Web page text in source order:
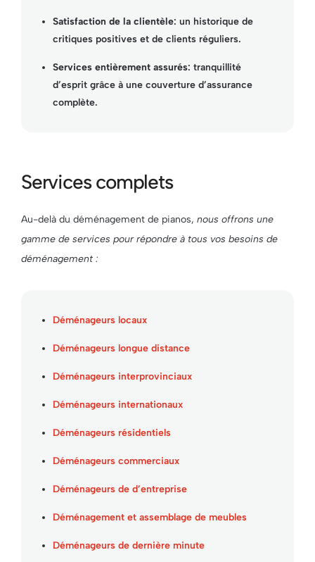
Satisfaction de la clientèle: un historique de
critiques positives et de clients réguliers.
Services entièrement assurés: tranquillité
d’esprit grâce à une couverture d’assurance
complète.
Services complets
Au-delà du déménagement de pianos, nous offrons une
gamme de services pour répondre à tous vos besoins de
déménagement :
Déménageurs locaux
Déménageurs longue distance
Déménageurs interprovinciaux
Déménageurs internationaux
Déménageurs résidentiels
Déménageurs commerciaux
Déménageurs de d’entreprise
Déménagement et assemblage de meubles
Déménageurs de dernière minute